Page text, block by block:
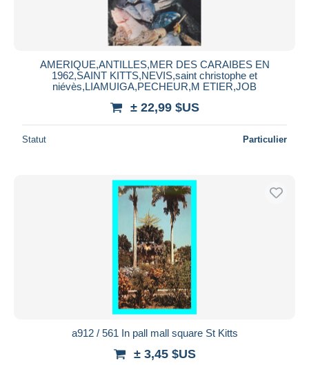
Toutes les durées
depuis
jours
Fermant
heures
Prix
Livraison gratuite
Méthodes de paiement
Virement bancaire
Mastercard
Bancontact
iDeal
AMERIQUE,ANTILLES,MER DES CARAIBES EN
1962,SAINT KITTS,NEVIS,saint christophe et
niévès,LIAMUIGA,PECHEUR,M ETIER,JOB
± 22,99 $US
Statut Particulier
a912 / 561 In pall mall square St Kitts
± 3,45 $US